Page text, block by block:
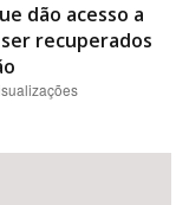
dão acesso a
recuperados